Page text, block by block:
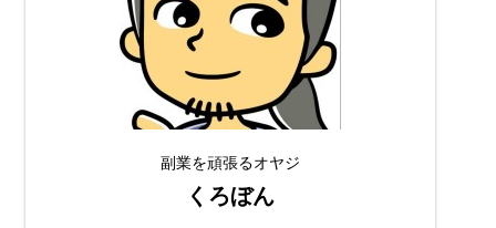
副業を頑張るオヤジ
くろぼん